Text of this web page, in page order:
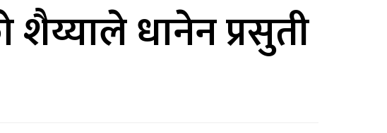
धानेन प्रसुती